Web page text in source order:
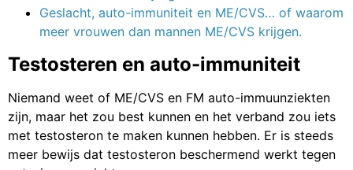
Geslacht, auto-immuniteit en ME/CVS… of waarom
meer vrouwen dan mannen ME/CVS krijgen.
Testosteren en auto-immuniteit
Niemand weet of ME/CVS en FM auto-immuunziekten
zijn, maar het zou best kunnen en het verband zou iets
met testosteron te maken kunnen hebben. Er is steeds
meer bewijs dat testosteron beschermend werkt tegen